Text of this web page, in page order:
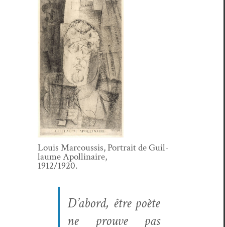
Louis Mar­cous­sis, Por­trait de Guil­
laume Apollinaire,
1912/1920.
D’abord, être poète
ne prou­ve pas